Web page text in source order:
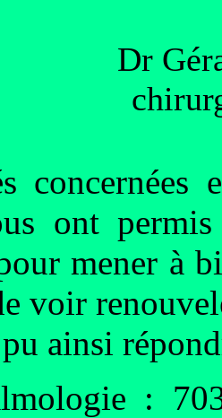
Dr
ont
mener à
voir
ainsi
: